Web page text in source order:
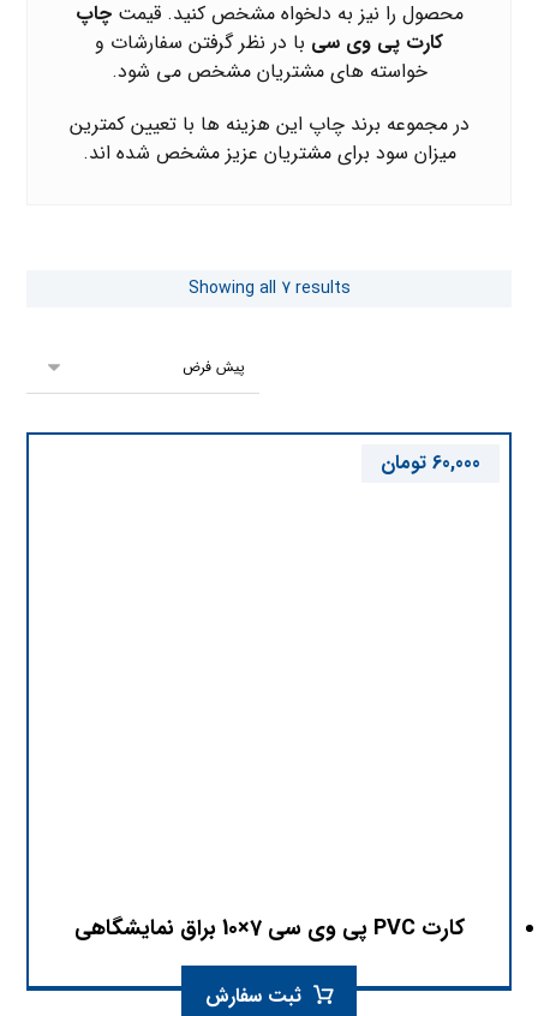
محصول را نیز به دلخواه مشخص کنید. قیمتچاپ
کارت پی وی سی با در نظر گرفتن سفارشات و
خواسته های مشتریان مشخص می شود.
در مجموعه برند چاپ این هزینه ها با تعیین کمترین
میزان سود برای مشتریان عزیز مشخص شده اند.
Showing all 7 results
کارت PVC پی وی سی 7×10 براق نمایشگاهی
60,000 تومان
ثبت سفارش